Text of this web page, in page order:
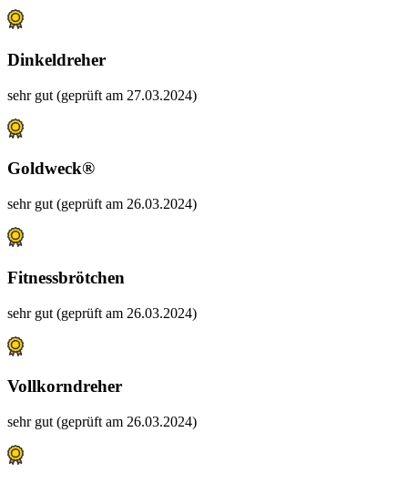
Dinkeldreher
sehr gut (geprüft am 27.03.2024)
Goldweck®
sehr gut (geprüft am 26.03.2024)
Fitnessbrötchen
sehr gut (geprüft am 26.03.2024)
Vollkorndreher
sehr gut (geprüft am 26.03.2024)